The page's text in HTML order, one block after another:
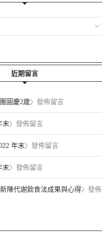
近期留言
圓慶2歲〉發佈留言
末〉發佈留言
年末〉發佈留言
末〉發佈留言
陳代謝飲食法成果與心得〉發佈